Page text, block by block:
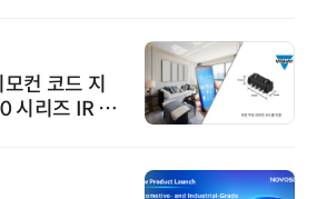
컨 코드 지
시리즈 IR 수